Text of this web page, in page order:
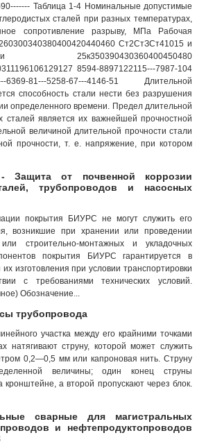
Таблица 1-4 Номинальные допустимые
сталей при разных температурах,
сопротивление разрыву, МПа Рабочая
Ст2СтЗСт41015 и
8594-8897122115---7987-104
81---5258-67---4146-51 Длительной
способность стали нести без разрушения
определенного времени. Предел длительной
сталей является их важнейшей прочностной
величиной длительной прочности стали
прочности, т. е. напряжение, при котором
от почвенной коррозии
трубопроводов и насосных
покрытия БИУРС не могут служить его
возникшие при хранении или проведении
или строительно-монтажных и укладочных
покрытия БИУРС гарантируется в
изготовления при условии транспортировки
с требованиями технических условий.
Обозначение...
трубопровода
участка между его крайними точками
натягивают струну, которой может служить
0,2—0,5 мм или капроновая нить. Струну
величины; один конец струны
а второй пропускают через блок.
сварные для магистральных
и нефтепродуктопроводов